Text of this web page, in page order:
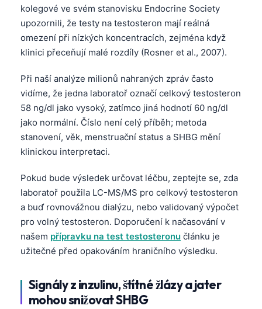
kolegové ve svém stanovisku Endocrine Society
upozornili, že testy na testosteron mají reálná
omezení při nízkých koncentracích, zejména když
klinici přeceňují malé rozdíly (Rosner et al., 2007).
Při naší analýze milionů nahraných zpráv často
vidíme, že jedna laboratoř označí celkový testosteron
58 ng/dl jako vysoký, zatímco jiná hodnotí 60 ng/dl
jako normální. Číslo není celý příběh; metoda
stanovení, věk, menstruační status a SHBG mění
klinickou interpretaci.
Pokud bude výsledek určovat léčbu, zeptejte se, zda
laboratoř použila LC-MS/MS pro celkový testosteron
a buď rovnovážnou dialýzu, nebo validovaný výpočet
pro volný testosteron. Doporučení k načasování v
našem přípravku na test testosteronu článku je
užitečné před opakováním hraničního výsledku.
Signály z inzulinu, štítné žlázy a jater
mohou snižovat SHBG